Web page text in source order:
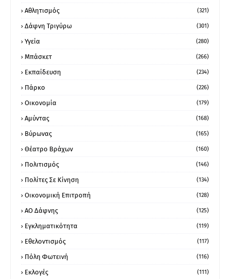
Αθλητισμός (321)
Δάφνη Τριγύρω (301)
Υγεία (280)
Μπάσκετ (266)
Εκπαίδευση (234)
Πάρκο (226)
Οικονομία (179)
Αμύντας (168)
Βύρωνας (165)
Θέατρο Βράχων (160)
Πολιτισμός (146)
Πολίτες Σε Κίνηση (134)
Οικονομική Επιτροπή (128)
ΑΟ Δάφνης (125)
Εγκληματικότητα (119)
Εθελοντισμός (117)
Πόλη Φωτεινή (116)
Εκλογές (111)